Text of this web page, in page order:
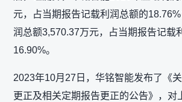
元，占当期报告记载利润总额的
润总额3,570.37万元，占当期报告记载
16.90%。
2023年10月27日，华铭智能发布了《
更正及相关定期报告更正的公告》，对